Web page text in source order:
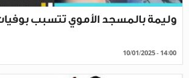
وليمة بالمسجد الأموي تتسبب
10/01/2025 - 14:00